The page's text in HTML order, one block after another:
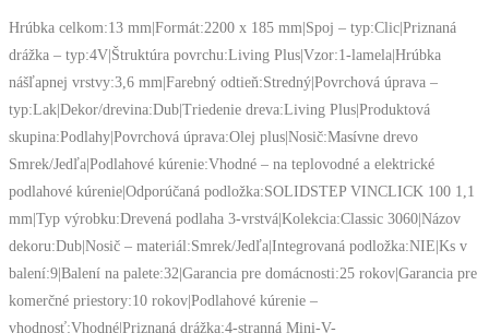
Hrúbka celkom:13 mm|Formát:2200 x 185 mm|Spoj – typ:Clic|Priznaná
drážka – typ:4V|Štruktúra povrchu:Living Plus|Vzor:1-lamela|Hrúbka
nášľapnej vrstvy:3,6 mm|Farebný odtieň:Stredný|Povrchová úprava –
typ:Lak|Dekor/drevina:Dub|Triedenie dreva:Living Plus|Produktová
skupina:Podlahy|Povrchová úprava:Olej plus|Nosič:Masívne drevo
Smrek/Jedľa|Podlahové kúrenie:Vhodné – na teplovodné a elektrické
podlahové kúrenie|Odporúčaná podložka:SOLIDSTEP VINCLICK 100 1,1
mm|Typ výrobku:Drevená podlaha 3-vrstvá|Kolekcia:Classic 3060|Názov
dekoru:Dub|Nosič – materiál:Smrek/Jedľa|Integrovaná podložka:NIE|Ks v
balení:9|Balení na palete:32|Garancia pre domácnosti:25 rokov|Garancia pre
komerčné priestory:10 rokov|Podlahové kúrenie –
vhodnosť:Vhodné|Priznaná drážka:4-stranná Mini-V-